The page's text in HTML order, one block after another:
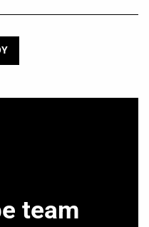
team